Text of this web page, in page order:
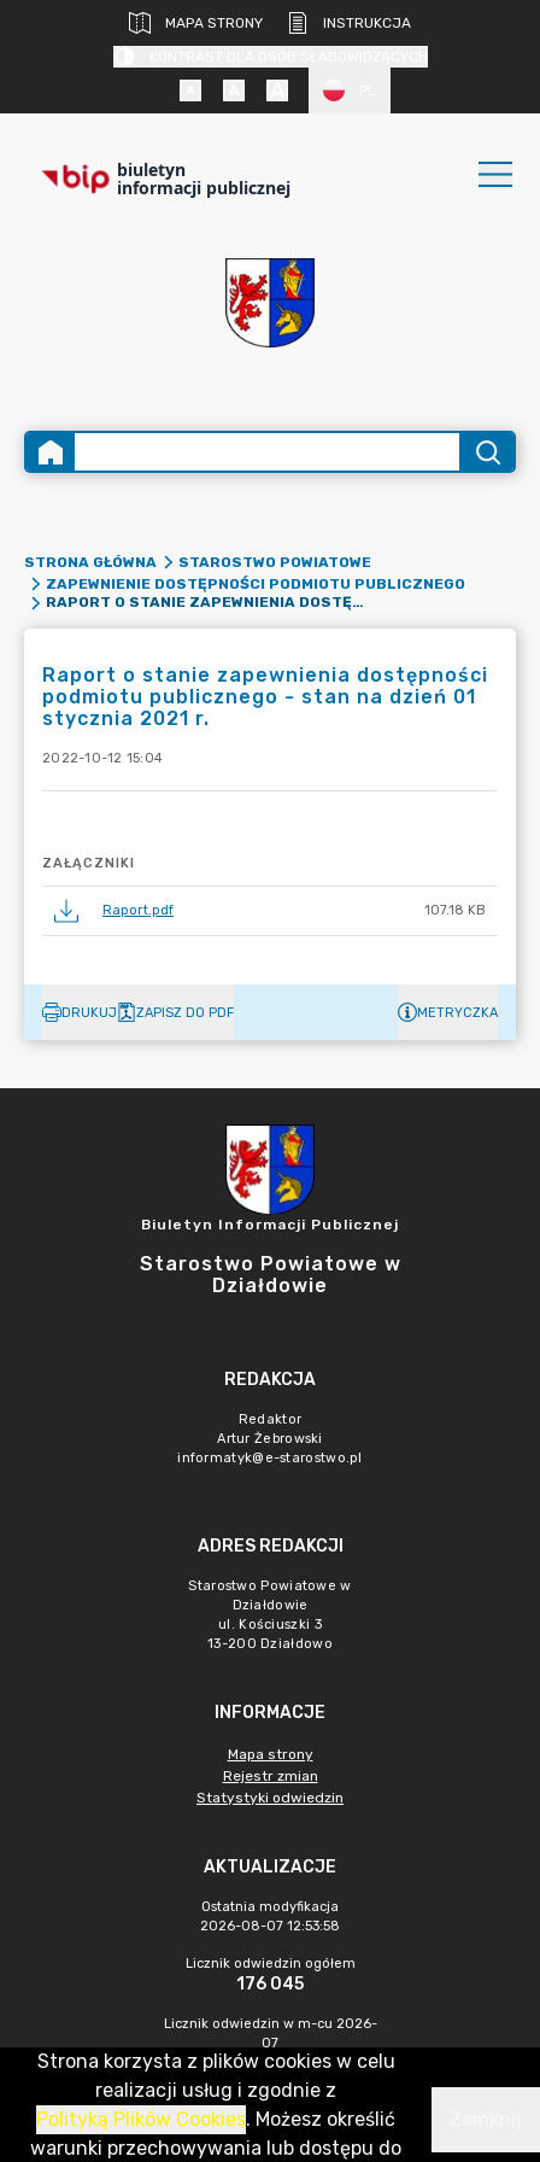
MAPA STRONY
INSTRUKCJA
biuletyn
informacji publicznej
STRONA GŁÓWNA
STAROSTWO POWIATOWE
ZAPEWNIENIE DOSTĘPNOŚCI PODMIOTU PUBLICZNEGO
RAPORT O STANIE ZAPEWNIENIA DOSTĘPNOŚCI PODMIOTU PUBLICZNEGO - STAN NA DZIEŃ 01 STYCZNIA 2021 R.
Raport o stanie zapewnienia dostępności
podmiotu publicznego - stan na dzień 01
stycznia 2021 r.
2022-10-12 15:04
ZAŁĄCZNIKI
Raport.pdf 107.18 KB
DRUKUJ ZAPISZ DO PDF METRYCZKA
Biuletyn Informacji Publicznej
Starostwo Powiatowe w
Działdowie
REDAKCJA
Redaktor
Artur Żebrowski
informatyk@e-starostwo.pl
ADRES REDAKCJI
Starostwo Powiatowe w
Działdowie
ul. Kościuszki 3
13-200 Działdowo
INFORMACJE
Mapa strony
Rejestr zmian
Statystyki odwiedzin
AKTUALIZACJE
Ostatnia modyfikacja
2026-08-07 12:53:58
Licznik odwiedzin ogółem
176 045
Licznik odwiedzin w m-cu 2026-
07
430
CMS & Hosting: Nefeni Sp. z o.o.
Strona korzysta z plików cookies w celu
realizacji usług i zgodnie z
Polityką Plików Cookies. Możesz określić
warunki przechowywania lub dostępu do